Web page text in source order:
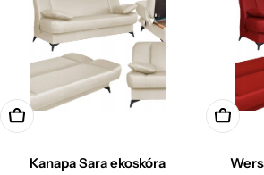
Dodaj do koszyka
Kanapa Sara ekoskóra
Dodaj